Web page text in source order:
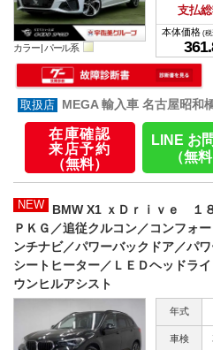
カラー | パール系
支払
本体価格 (
361.
MEGA 輸入車 名古屋昭和
在庫確認
来店予約
（無料）
LINE お
（無料
NEW
BMW X1 ｘＤｒｉｖｅ
ＰＫＧ／追従クルコン／コンフォ
ンチナビ／パワーバックドア／パ
シートヒーター／ＬＥＤヘッドラ
ウンヒルアシスト
年式
車検